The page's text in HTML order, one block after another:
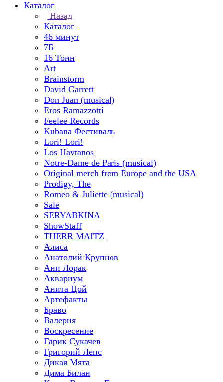
Каталог
Назад
Каталог
46 минут
7Б
16 Тонн
Art
Brainstorm
David Garrett
Don Juan (musical)
Eros Ramazzotti
Feelee Records
Kubana Фестиваль
Lori! Lori!
Los Havtanos
Notre-Dame de Paris (musical)
Original merch from Europe and the USA
Prodigy, The
Romeo & Juliette (musical)
Sale
SERYABKINA
ShowStaff
THERR MAITZ
Алиса
Анатолий Крупнов
Ани Лорак
Аквариум
Анита Цой
Артефакты
Браво
Валерия
Воскресение
Гарик Сукачев
Григорий Лепс
Дикая Мята
Дима Билан